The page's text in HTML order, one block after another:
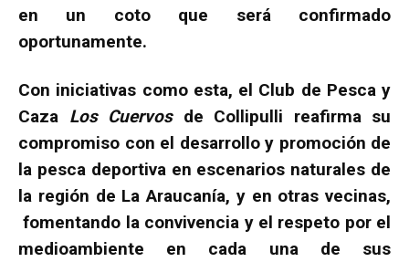
en un coto que será confirmado
oportunamente.
Con iniciativas como esta, el Club de Pesca y
Caza Los Cuervosde Collipulli reafirma su
compromiso con el desarrollo y promoción de
la pesca deportiva en escenarios naturales de
la región de La Araucanía, y en otras vecinas,
fomentando la convivencia y el respeto por el
medioambiente en cada una de sus